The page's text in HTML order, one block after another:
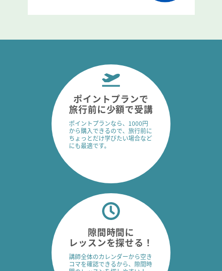
ポイントプランで
旅行前に少額で受講
ポイントプランなら、1000円
から購入できるので、旅行前に
ちょっとだけ学びたい場合など
にも最適です。
隙間時間に
レッスンを探せる！
講師全体のカレンダーから空き
コマを確認できるから、隙間時